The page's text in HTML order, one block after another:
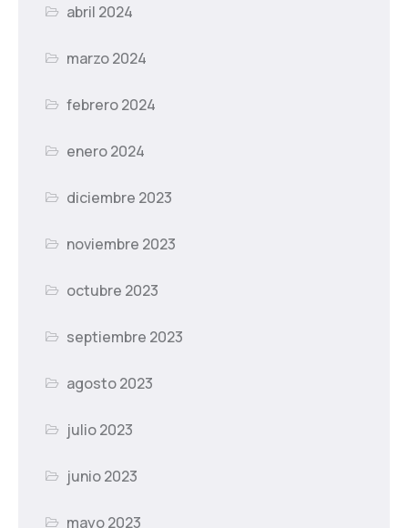
abril 2024
marzo 2024
febrero 2024
enero 2024
diciembre 2023
noviembre 2023
octubre 2023
septiembre 2023
agosto 2023
julio 2023
junio 2023
mayo 2023